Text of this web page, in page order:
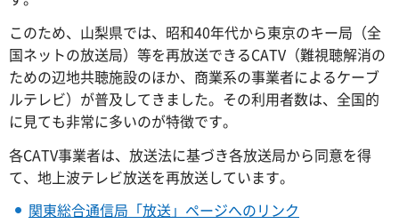
このため、山梨県では、昭和40年代から東京のキー局（全
国ネットの放送局）等を再放送できるCATV（難視聴解消の
ための辺地共聴施設のほか、商業系の事業者によるケーブ
ルテレビ）が普及してきました。その利用者数は、全国的
に見ても非常に多いのが特徴です。
各CATV事業者は、放送法に基づき各放送局から同意を得
て、地上波テレビ放送を再放送しています。
関東総合通信局「放送」ページへのリンク